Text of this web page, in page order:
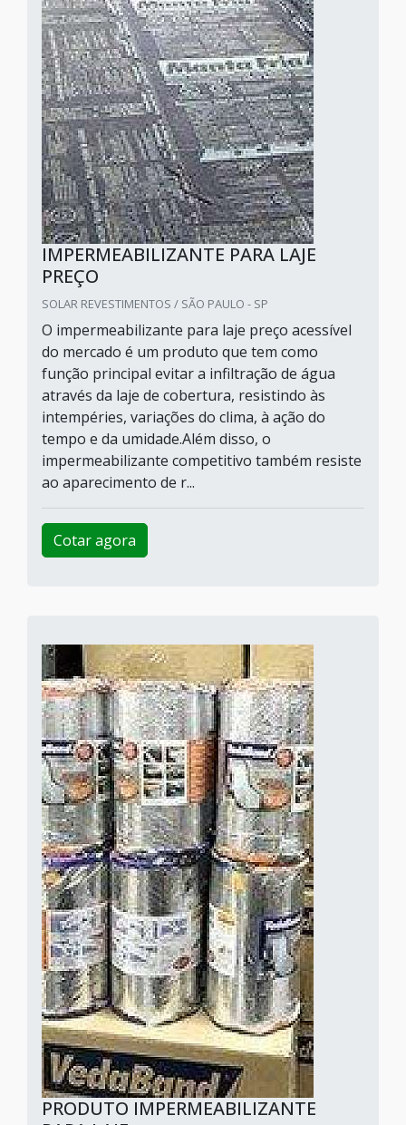
IMPERMEABILIZANTE PARA LAJE
PREÇO
SOLAR REVESTIMENTOS / SÃO PAULO - SP
O impermeabilizante para laje preço acessível
do mercado é um produto que tem como
função principal evitar a infiltração de água
através da laje de cobertura, resistindo às
intempéries, variações do clima, à ação do
tempo e da umidade.Além disso, o
impermeabilizante competitivo também resiste
ao aparecimento de r...
Cotar agora
PRODUTO IMPERMEABILIZANTE